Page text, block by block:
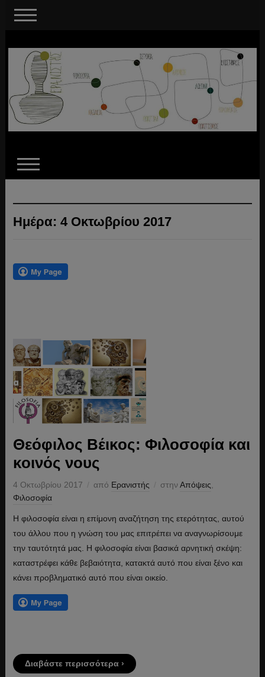
Ημέρα: 4 Οκτωβρίου 2017
Θεόφιλος Βέικος: Φιλοσοφία και
κοινός νους
4 Οκτωβρίου 2017 από Ερανιστής στηνΑπόψεις
Φιλοσοφία
Η φιλοσοφία είναι η επίμονη αναζήτηση της ετερότητας, αυτού
του άλλου που η γνώση του μας επιτρέπει να αναγνωρίσουμε
την ταυτότητά μας. Η φιλοσοφία είναι βασικά αρνητική σκέψη:
καταστρέφει κάθε βεβαιότητα, κατακτά αυτό που είναι ξένο και
κάνει προβληματικό αυτό που είναι οικείο.
Διαβάστε περισσότερα ›